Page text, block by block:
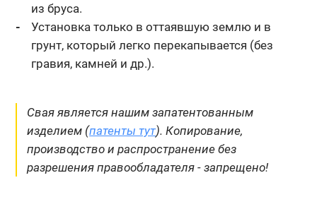
из бруса.
Установка только в оттаявшую землю и в
грунт, который легко перекапывается (без
гравия, камней и др.).
Свая является нашим запатентованным
изделием (патенты тут). Копирование,
производство и распространение без
разрешения правообладателя - запрещено!